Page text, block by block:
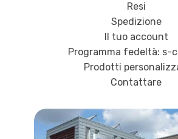
Resi
Spedizione
Il tuo account
Programma fedeltà: s-
Prodotti
Contattare